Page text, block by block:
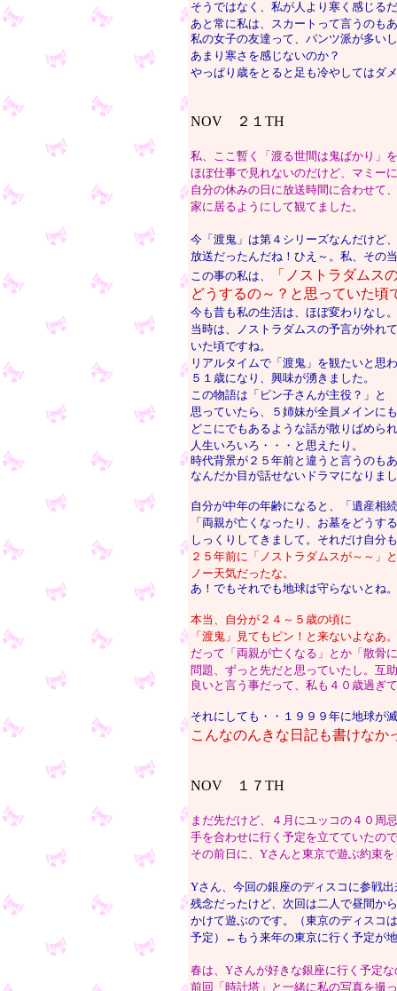
そうではなく、私が人より寒く感じる
あと常に私は、スカートって言うのも
私の女子の友達って、パンツ派が多い
あまり寒さを感じないのか？
やっぱり歳をとると足も冷やしてはダ
NOV ２１TH
私、ここ暫く「渡る世間は鬼ばかり」
ほぼ仕事で見れないのだけど、マミー
自分の休みの日に放送時間に合わせて
家に居るようにして観てました。
今「渡鬼」は第４シリーズなんだけど
放送だったんだね！ひえ～。私、その
この事の私は、
「ノストラダムス
どうするの～？と思っていた
今も昔も私の生活は、ほぼ変わりなし。
当時は、ノストラダムスの予言が外れ
いた頃ですね。
リアルタイムで「渡鬼」を観たいと思
５１歳になり、興味が湧きました。
この物語は「ピン子さんが主役？」と
思っていたら、５姉妹が全員メインに
どこにでもあるような話が散りばめら
人生いろいろ・・・と思えたり。
時代背景が２５年前と違うと言うのも
なんだか目が話せないドラマになりま
自分が中年の年齢になると、「遺産相
「両親が亡くなったり、お墓をどうす
しっくりしてきまして。それだけ自分
２５年前に「ノストラダムスが～～」
ノー天気だったな。
あ！でもそれでも地球は守らないとね。
本当、自分が２４～５歳の頃に
「渡鬼」見てもピン！と来ないよなあ。
だって「両親が亡くなる」とか「散骨
問題、ずっと先だと思っていたし。互
良いと言う事だって、私も４０歳過ぎ
それにしても・・１９９９年に地球が
こんなのんきな日記も書けなか
NOV １７TH
まだ先だけど、４月にユッコの４０周
手を合わせに行く予定を立てていたので
その前日に、Yさんと東京で遊ぶ約束を
Yさん、今回の銀座のディスコに参戦
残念だったけど、次回は二人で昼間か
かけて遊ぶのです。（東京のディスコ
予定）←もう来年の東京に行く予定が
春は、Yさんが好きな銀座に行く予定な
前回「時計塔」と一緒に私の写真を撮